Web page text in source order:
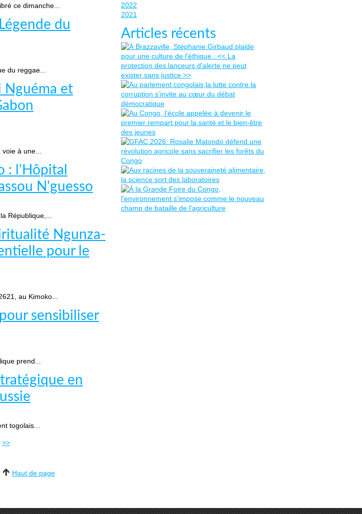
ce dimanche...
du
du reggae...
Nguéma et
à une...
: l'Hôpital
N'guesso
République,...
Ngunza-
pour le
au Kimoko...
sensibiliser
prend...
en
togolais...
>>
2022
2021
Articles récents
Haut de page